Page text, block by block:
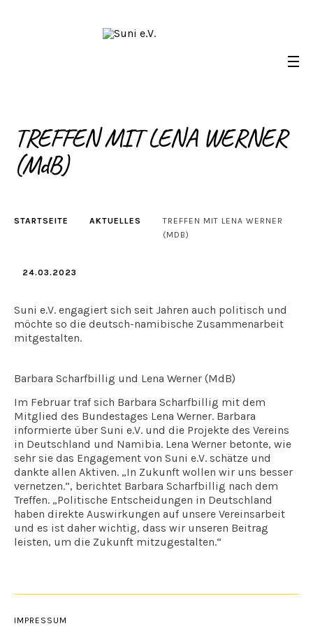
Suni e.V.
Deutsch-Namibischer Verein, zur Umsetzung der UN-
Nachhaltigkeitsziele
TREFFEN MIT LENA WERNER
(MdB)
STARTSEITE AKTUELLES
TREFFEN MIT LENA WERNER
(MDB)
24.03.2023
Suni e.V. engagiert sich seit Jahren auch politisch und
möchte so die deutsch-namibische Zusammenarbeit
mitgestalten.
Barbara Scharfbillig und Lena Werner (MdB)
Im Februar traf sich Barbara Scharfbillig mit dem
Mitglied des Bundestages Lena Werner. Barbara
informierte über Suni e.V. und die Projekte des Vereins
in Deutschland und Namibia. Lena Werner betonte, wie
sehr sie das Engagement von Suni e.V. schätze und
dankte allen Aktiven. „In Zukunft wollen wir uns besser
vernetzen.“, berichtet Barbara Scharfbillig nach dem
Treffen. „Politische Entscheidungen in Deutschland
haben direkte Auswirkungen auf unsere Vereinsarbeit
und es ist daher wichtig, dass wir unseren Beitrag
leisten, um die Zukunft mitzugestalten.“
IMPRESSUM